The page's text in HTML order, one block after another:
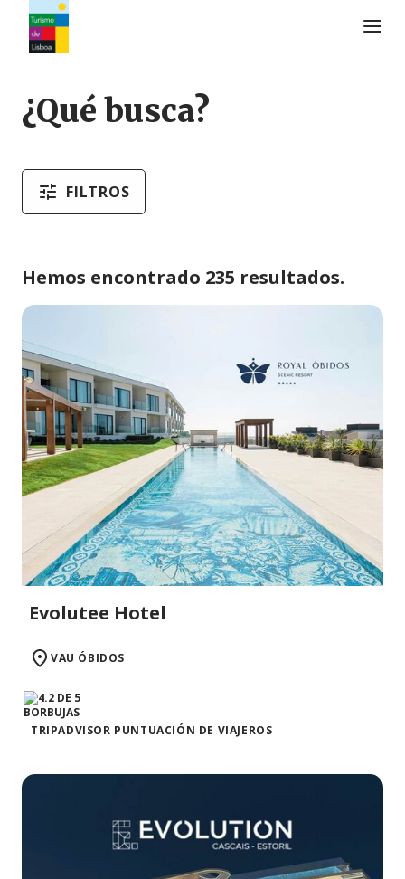
¿Qué busca?
FILTROS
Hemos encontrado 235 resultados.
Evolutee Hotel
VAU ÓBIDOS
TRIPADVISOR PUNTUACIÓN DE VIAJEROS